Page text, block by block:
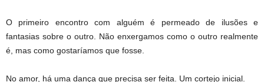
O primeiro encontro com alguém é permeado de ilusões e
fantasias sobre o outro. Não enxergamos como o outro realmente
é, mas como gostaríamos que fosse.
No amor, há uma dança que precisa ser feita. Um cortejo inicial.